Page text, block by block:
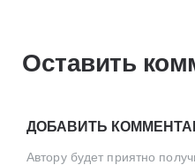
Оставить
ДОБАВИТЬ
Автору будет приятно